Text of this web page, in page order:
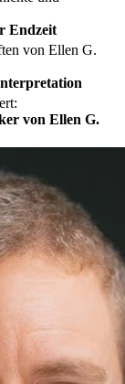
Endzeit
von Ellen G.
von Ellen G.